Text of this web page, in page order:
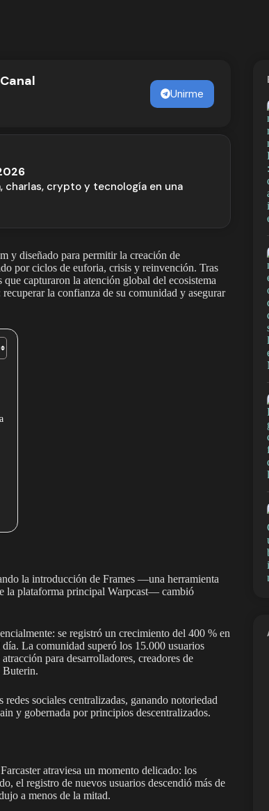
Unirme
charlas, crypto y tecnología en una
y diseñado para permitir la creación de
por ciclos de euforia, crisis y reinvención. Tras
capturaron la atención global del ecosistema
la confianza de su comunidad y asegurar
la introducción de Frames —una herramienta
la plataforma principal Warpcast— cambió
se registró un crecimiento del 400 % en
La comunidad superó los 15.000 usuarios
para desarrolladores, creadores de
Buterin.
sociales centralizadas, ganando notoriedad
y gobernada por principios descentralizados.
atraviesa un momento delicado: los
el registro de nuevos usuarios descendió más de
a menos de la mitad.